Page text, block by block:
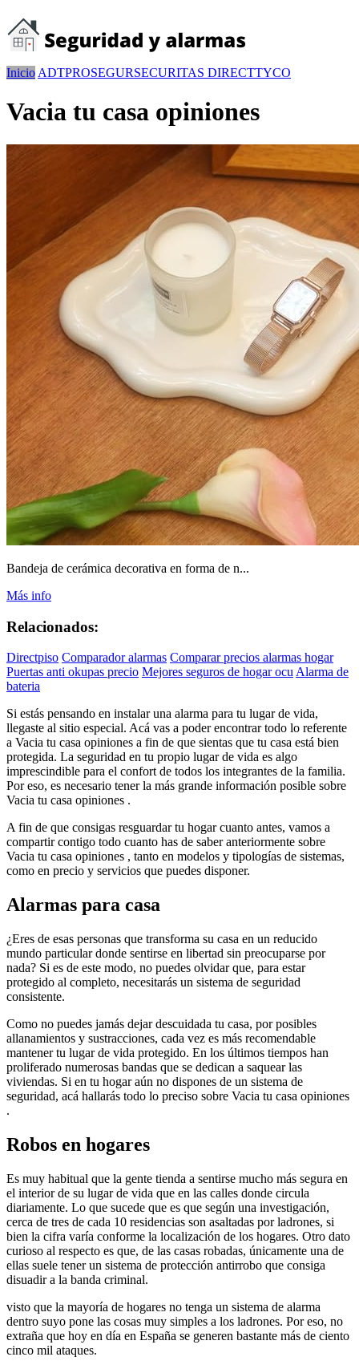
Inicio ADTPROSEGURSECURITAS DIRECTTYCO
Vacia tu casa opiniones
Bandeja de cerámica decorativa en forma de n...
Más info
Relacionados:
Directpiso Comparador alarmas Comparar precios alarmas hogar
Puertas anti okupas precio Mejores seguros de hogar ocu Alarma de
bateria
Si estás pensando en instalar una alarma para tu lugar de vida,
llegaste al sitio especial. Acá vas a poder encontrar todo lo referente
a Vacia tu casa opiniones a fin de que sientas que tu casa está bien
protegida. La seguridad en tu propio lugar de vida es algo
imprescindible para el confort de todos los integrantes de la familia.
Por eso, es necesario tener la más grande información posible sobre
Vacia tu casa opiniones .
A fin de que consigas resguardar tu hogar cuanto antes, vamos a
compartir contigo todo cuanto has de saber anteriormente sobre
Vacia tu casa opiniones , tanto en modelos y tipologías de sistemas,
como en precio y servicios que puedes disponer.
Alarmas para casa
¿Eres de esas personas que transforma su casa en un reducido
mundo particular donde sentirse en libertad sin preocuparse por
nada? Si es de este modo, no puedes olvidar que, para estar
protegido al completo, necesitarás un sistema de seguridad
consistente.
Como no puedes jamás dejar descuidada tu casa, por posibles
allanamientos y sustracciones, cada vez es más recomendable
mantener tu lugar de vida protegido. En los últimos tiempos han
proliferado numerosas bandas que se dedican a saquear las
viviendas. Si en tu hogar aún no dispones de un sistema de
seguridad, acá hallarás todo lo preciso sobre Vacia tu casa opiniones
.
Robos en hogares
Es muy habitual que la gente tienda a sentirse mucho más segura en
el interior de su lugar de vida que en las calles donde circula
diariamente. Lo que sucede que es que según una investigación,
cerca de tres de cada 10 residencias son asaltadas por ladrones, si
bien la cifra varía conforme la localización de los hogares. Otro dato
curioso al respecto es que, de las casas robadas, únicamente una de
ellas suele tener un sistema de protección antirrobo que consiga
disuadir a la banda criminal.
visto que la mayoría de hogares no tenga un sistema de alarma
dentro suyo pone las cosas muy simples a los ladrones. Por eso, no
extraña que hoy en día en España se generen bastante más de ciento
cinco mil ataques.